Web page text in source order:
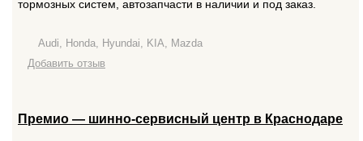
тормозных систем, автозапчасти в наличии и под заказ.
Audi, Honda, Hyundai, KIA, Mazda
Добавить отзыв
Премио — шинно-сервисный центр в Краснодаре